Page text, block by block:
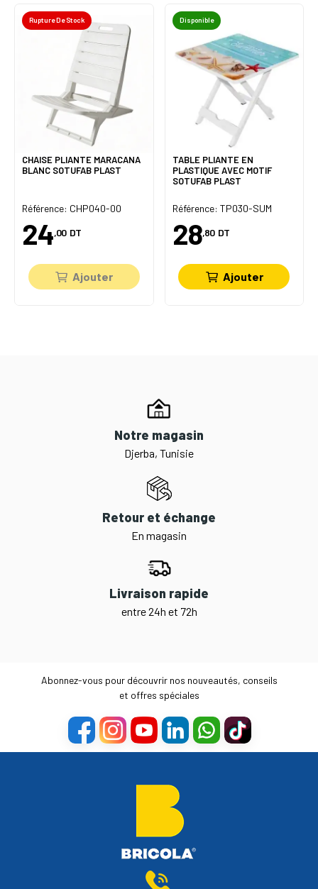
Rupture De Stock
CHAISE PLIANTE MARACANA
BLANC SOTUFAB PLAST
Référence: CHP040-00
24,00 DT
Ajouter
Disponible
TABLE PLIANTE EN
PLASTIQUE AVEC MOTIF
SOTUFAB PLAST
Référence: TP030-SUM
28,80 DT
Ajouter
Notre magasin
Djerba, Tunisie
Retour et échange
En magasin
Livraison rapide
entre 24h et 72h
Abonnez-vous pour découvrir nos nouveautés, conseils
et offres spéciales